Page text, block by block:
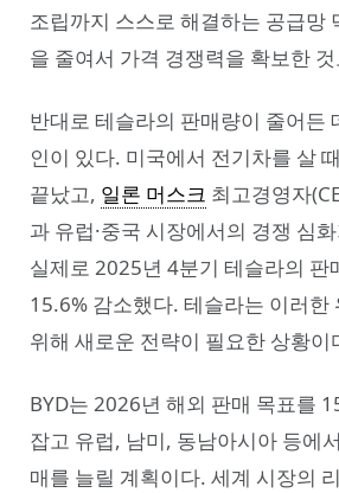
조립까지 스스로 해결하는 공급망
을 줄여서 가격 경쟁력을 확보한
반대로 테슬라의 판매량이 줄어든
인이 있다. 미국에서 전기차를 살
끝났고, 일론 머스크 최고경영자
과 유럽·중국 시장에서의 경쟁 심
실제로 2025년 4분기 테슬라의 판
15.6% 감소했다. 테슬라는 이러한
위해 새로운 전략이 필요한 상황이
BYD는 2026년 해외 판매 목표를
잡고 유럽, 남미, 동남아시아 등에
매를 늘릴 계획이다. 세계 시장의